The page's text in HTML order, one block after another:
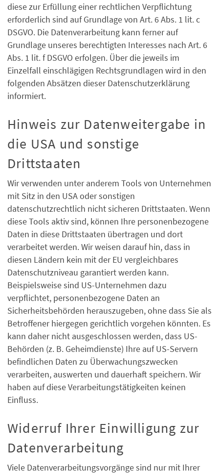
diese zur Erfüllung einer rechtlichen Verpflichtung
erforderlich sind auf Grundlage von Art. 6 Abs. 1 lit. c
DSGVO. Die Datenverarbeitung kann ferner auf
Grundlage unseres berechtigten Interesses nach Art. 6
Abs. 1 lit. f DSGVO erfolgen. Über die jeweils im
Einzelfall einschlägigen Rechtsgrundlagen wird in den
folgenden Absätzen dieser Datenschutzerklärung
informiert.
Hinweis zur Datenweitergabe in
die USA und sonstige
Drittstaaten
Wir verwenden unter anderem Tools von Unternehmen
mit Sitz in den USA oder sonstigen
datenschutzrechtlich nicht sicheren Drittstaaten. Wenn
diese Tools aktiv sind, können Ihre personenbezogene
Daten in diese Drittstaaten übertragen und dort
verarbeitet werden. Wir weisen darauf hin, dass in
diesen Ländern kein mit der EU vergleichbares
Datenschutzniveau garantiert werden kann.
Beispielsweise sind US-Unternehmen dazu
verpflichtet, personenbezogene Daten an
Sicherheitsbehörden herauszugeben, ohne dass Sie als
Betroffener hiergegen gerichtlich vorgehen könnten. Es
kann daher nicht ausgeschlossen werden, dass US-
Behörden (z. B. Geheimdienste) Ihre auf US-Servern
befindlichen Daten zu Überwachungszwecken
verarbeiten, auswerten und dauerhaft speichern. Wir
haben auf diese Verarbeitungstätigkeiten keinen
Einfluss.
Widerruf Ihrer Einwilligung zur
Datenverarbeitung
Viele Datenverarbeitungsvorgänge sind nur mit Ihrer